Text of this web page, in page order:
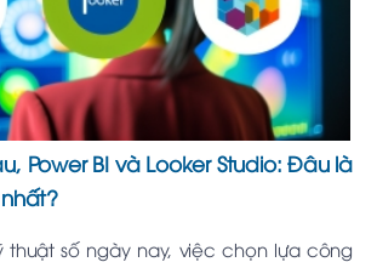
Power BI và Looker Studio: Đâu là
thuật số ngày nay, việc chọn lựa công